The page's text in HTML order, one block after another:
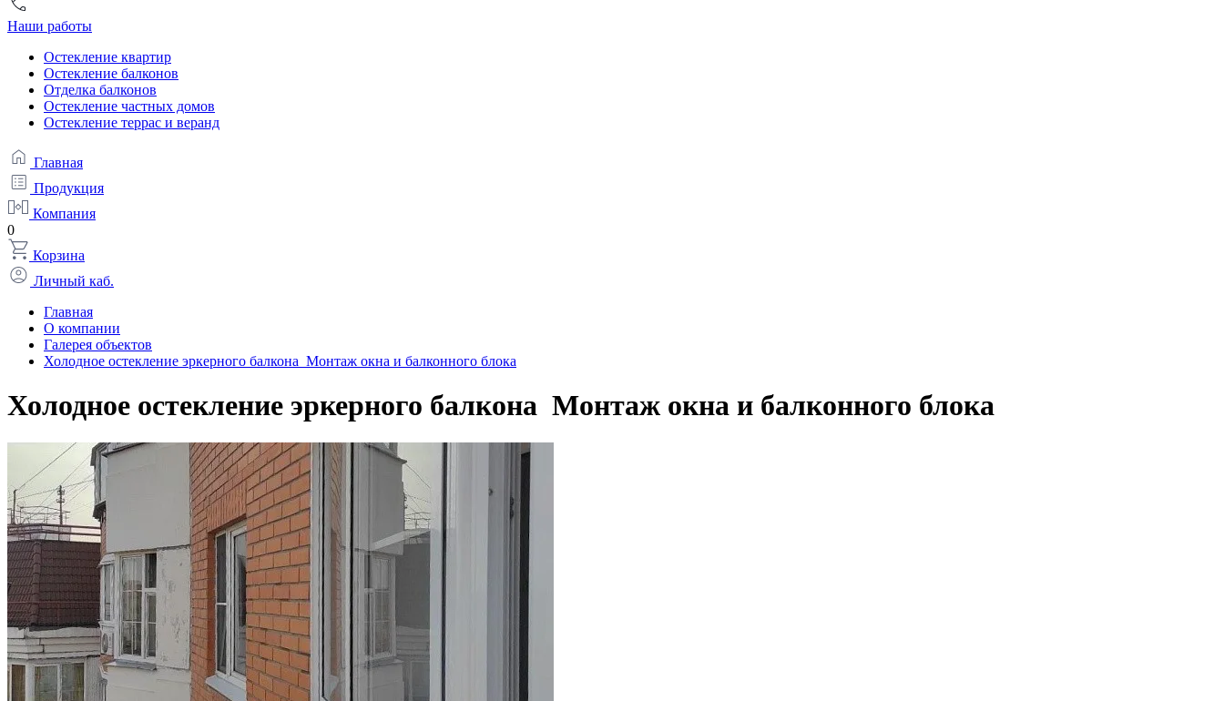
Наши работы
Остекление квартир
Остекление балконов
Отделка балконов
Остекление частных домов
Остекление террас и веранд
Главная
Продукция
Компания
0
Корзина
Личный каб.
Главная
О компании
Галерея объектов
Холодное остекление эркерного балкона Монтаж окна и балконного блока
Холодное остекление эркерного балкона Монтаж окна и балконного блока